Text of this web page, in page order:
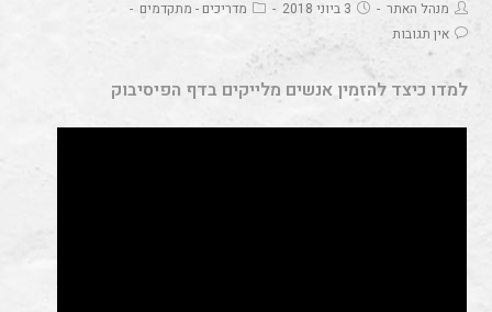
מנהל האתר 3 ביוני 2018
מדריכים - מתקדמים
אין תגובות
למדו כיצד להזמין אנשים מלייקים בדף הפיסיבוק